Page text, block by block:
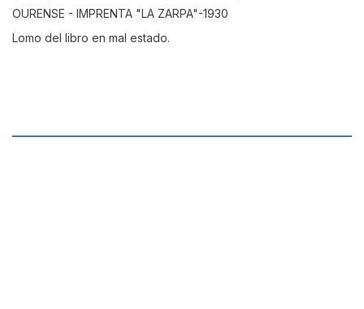
OURENSE - IMPRENTA "LA ZARPA"-1930
Lomo del libro en mal estado.